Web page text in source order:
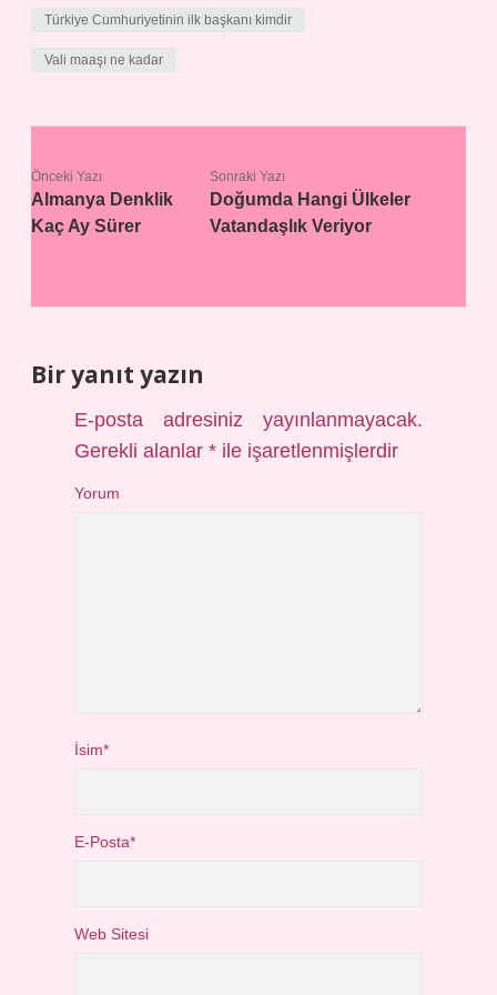
Türkiye Cumhuriyetinin ilk başkanı kimdir
Vali maaşı ne kadar
Önceki Yazı
Almanya Denklik
Kaç Ay Sürer
Sonraki Yazı
Doğumda Hangi Ülkeler
Vatandaşlık Veriyor
Bir yanıt yazın
E-posta adresiniz yayınlanmayacak.
Gerekli alanlar* ile işaretlenmişlerdir
Yorum
İsim*
E-Posta*
Web Sitesi